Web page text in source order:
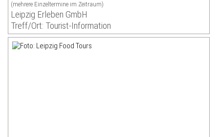
(mehrere Einzeltermine im Zeitraum)
Leipzig Erleben GmbH
Treff/Ort: Tourist-Information